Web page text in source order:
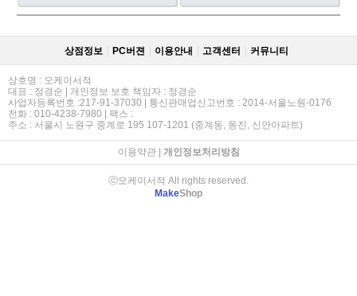
상점정보 PC버젼 이용안내 고객센터 커뮤니티
상호명 : 오케이서적
대표 : 정경순 | 개인정보 보호 책임자 : 정경순
사업자등록번호 :217-91-37030 | 통신판매업신고번호 : 2014-서울노원-0176
전화 : 010-4238-7980 | 팩스 :
주소 : 서울시 노원구 중계로 195 107-1201 (중계동, 동진, 신안아파트)
이용약관| 개인정보처리방침
ⓒ오케이서적 All rights reserved.
MakeShop